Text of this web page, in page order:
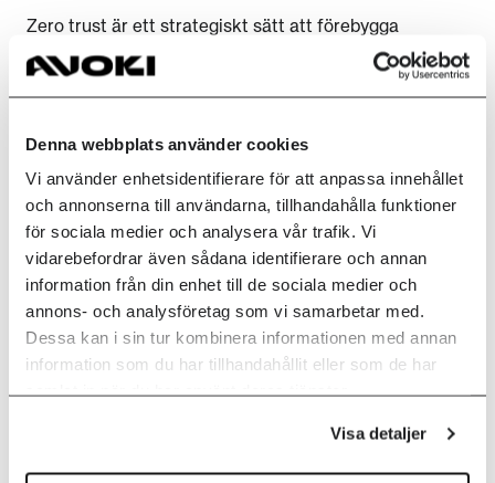
Denna webbplats använder cookies
Vi använder enhetsidentifierare för att anpassa innehållet
och annonserna till användarna, tillhandahålla funktioner
för sociala medier och analysera vår trafik. Vi
vidarebefordrar även sådana identifierare och annan
information från din enhet till de sociala medier och
annons- och analysföretag som vi samarbetar med.
Dessa kan i sin tur kombinera informationen med annan
information som du har tillhandahållit eller som de har
samlat in när du har använt deras tjänster.
Visa detaljer
Zero trust är ett strategiskt sätt att förebygga
dataintrång genom att tilliten tas bort från
organisationen. Det här är rotat i principen av aldrig
Läs vår artikel om Zero Trust och en steg-för-steg
guide.
Olika typer av
cyberattacker